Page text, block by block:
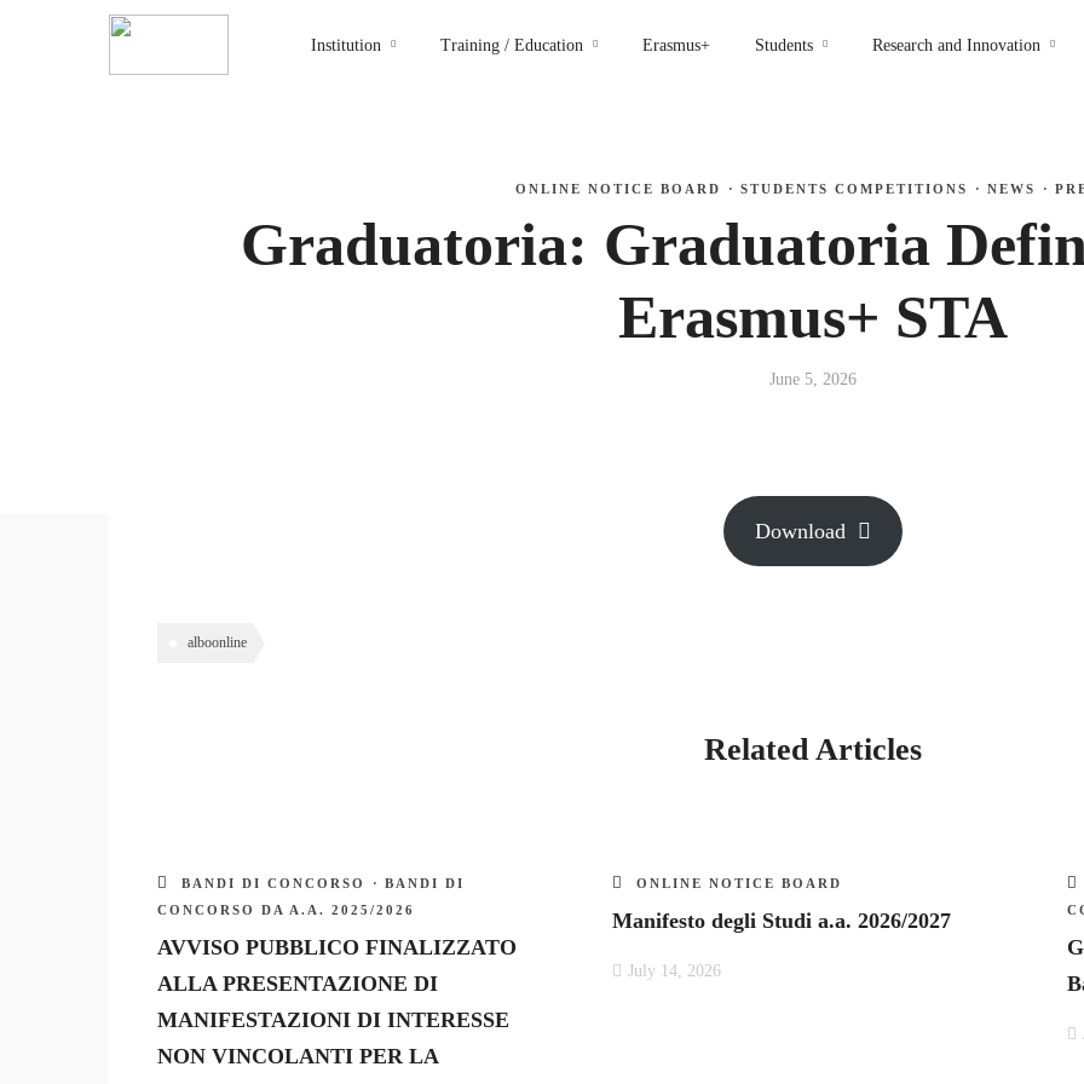
Institution Training / Education Erasmus+ Students Research and Innovation
ONLINE NOTICE BOARD · STUDENTS COMPETITIONS · NEWS ·
Graduatoria: Graduatoria
Erasmus+ STA
June 5, 2026
Download
alboonline
Related Articles
BANDI DI CONCORSO · BANDI DI
CONCORSO DA A.A. 2025/2026
AVVISO PUBBLICO FINALIZZATO
ALLA PRESENTAZIONE DI
MANIFESTAZIONI DI INTERESSE
NON VINCOLANTI PER LA
ONLINE NOTICE BOARD
Manifesto degli Studi a.a. 2026/2027
July 14, 2026